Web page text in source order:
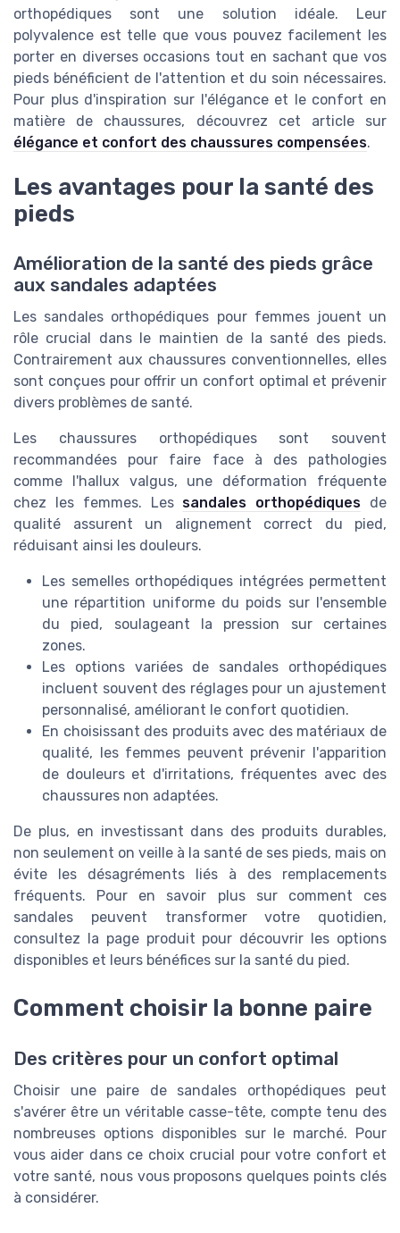
orthopédiques sont une solution idéale. Leur
polyvalence est telle que vous pouvez facilement les
porter en diverses occasions tout en sachant que vos
pieds bénéficient de l'attention et du soin nécessaires.
Pour plus d'inspiration sur l'élégance et le confort en
matière de chaussures, découvrez cet article sur
élégance et confort des chaussures compensées.
Les avantages pour la santé des
pieds
Amélioration de la santé des pieds grâce
aux sandales adaptées
Les sandales orthopédiques pour femmes jouent un
rôle crucial dans le maintien de la santé des pieds.
Contrairement aux chaussures conventionnelles, elles
sont conçues pour offrir un confort optimal et prévenir
divers problèmes de santé.
Les chaussures orthopédiques sont souvent
recommandées pour faire face à des pathologies
comme l'hallux valgus, une déformation fréquente
chez les femmes. Les sandales orthopédiques de
qualité assurent un alignement correct du pied,
réduisant ainsi les douleurs.
Les semelles orthopédiques intégrées permettent
une répartition uniforme du poids sur l'ensemble
du pied, soulageant la pression sur certaines
zones.
Les options variées de sandales orthopédiques
incluent souvent des réglages pour un ajustement
personnalisé, améliorant le confort quotidien.
En choisissant des produits avec des matériaux de
qualité, les femmes peuvent prévenir l'apparition
de douleurs et d'irritations, fréquentes avec des
chaussures non adaptées.
De plus, en investissant dans des produits durables,
non seulement on veille à la santé de ses pieds, mais on
évite les désagréments liés à des remplacements
fréquents. Pour en savoir plus sur comment ces
sandales peuvent transformer votre quotidien,
consultez la page produit pour découvrir les options
disponibles et leurs bénéfices sur la santé du pied.
Comment choisir la bonne paire
Des critères pour un confort optimal
Choisir une paire de sandales orthopédiques peut
s'avérer être un véritable casse-tête, compte tenu des
nombreuses options disponibles sur le marché. Pour
vous aider dans ce choix crucial pour votre confort et
votre santé, nous vous proposons quelques points clés
à considérer.